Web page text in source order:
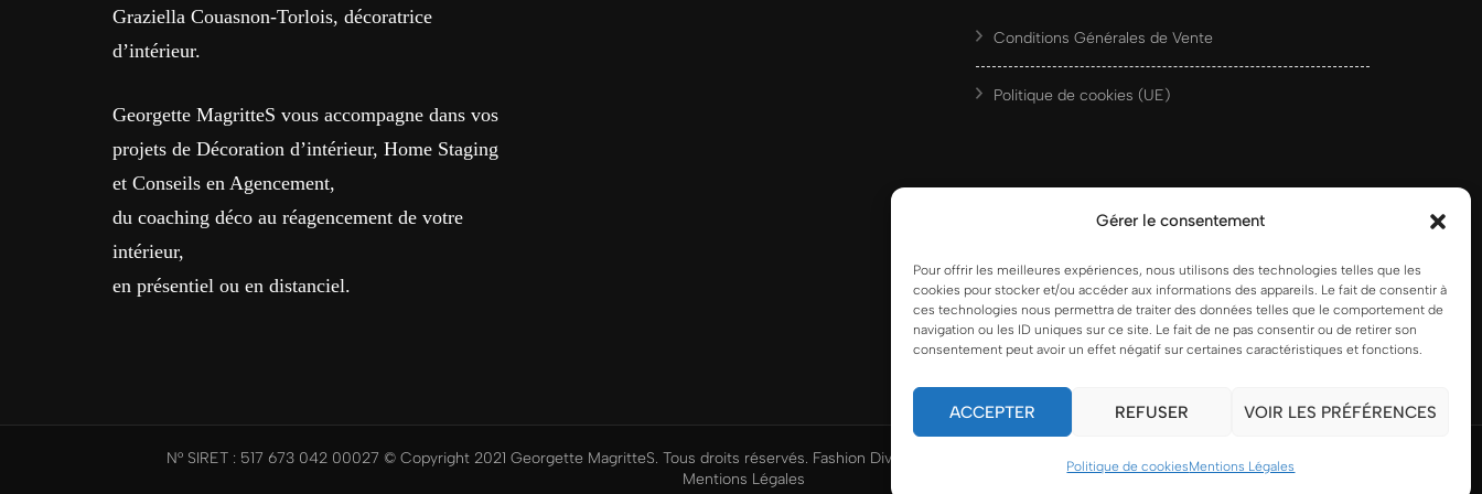
Gérer le consentement
Pour offrir les meilleures expériences, nous utilisons des technologies telles que les
cookies pour stocker et/ou accéder aux informations des appareils. Le fait de consentir à
ces technologies nous permettra de traiter des données telles que le comportement de
navigation ou les ID uniques sur ce site. Le fait de ne pas consentir ou de retirer son
consentement peut avoir un effet négatif sur certaines caractéristiques et fonctions.
ACCEPTER REFUSER VOIR LES PRÉFÉRENCES
Politique de cookiesMentions Légales
Graziella Couasnon-Torlois, décoratrice
d’intérieur.
Georgette MagritteS vous accompagne dans vos
projets de Décoration d’intérieur, Home Staging
et Conseils en Agencement,
du coaching déco au réagencement de votre
intérieur,
en présentiel ou en distanciel.
Conditions Générales de Vente
Politique de cookies (UE)
N° SIRET : 517 673 042 00027 © Copyright 2021 Georgette MagritteS. Tous droits réservés. Fashion Diva | Développé par Blossom Themes .Propulsé par WordPress
Mentions Légales